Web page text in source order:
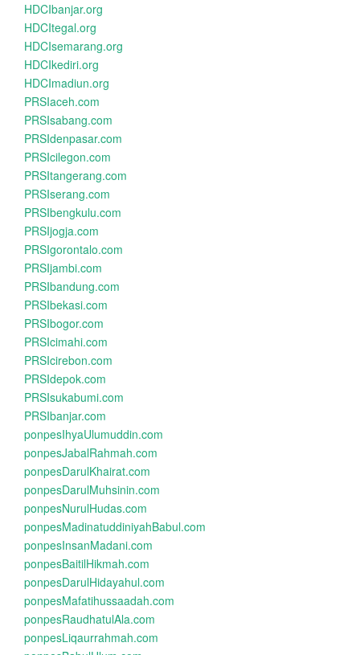
HDCIbanjar.org
HDCItegal.org
HDCIsemarang.org
HDCIkediri.org
HDCImadiun.org
PRSIaceh.com
PRSIsabang.com
PRSIdenpasar.com
PRSIcilegon.com
PRSItangerang.com
PRSIserang.com
PRSIbengkulu.com
PRSIjogja.com
PRSIgorontalo.com
PRSIjambi.com
PRSIbandung.com
PRSIbekasi.com
PRSIbogor.com
PRSIcimahi.com
PRSIcirebon.com
PRSIdepok.com
PRSIsukabumi.com
PRSIbanjar.com
ponpesIhyaUlumuddin.com
ponpesJabalRahmah.com
ponpesDarulKhairat.com
ponpesDarulMuhsinin.com
ponpesNurulHudas.com
ponpesMadinatuddiniyahBabul.com
ponpesInsanMadani.com
ponpesBaitilHikmah.com
ponpesDarulHidayahul.com
ponpesMafatihussaadah.com
ponpesRaudhatulAla.com
ponpesLiqaurrahmah.com